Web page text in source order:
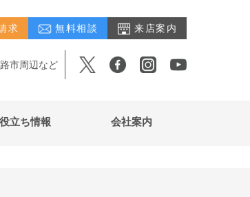
求 無料相談 来店案内
市周辺など
立ち情報 会社案内